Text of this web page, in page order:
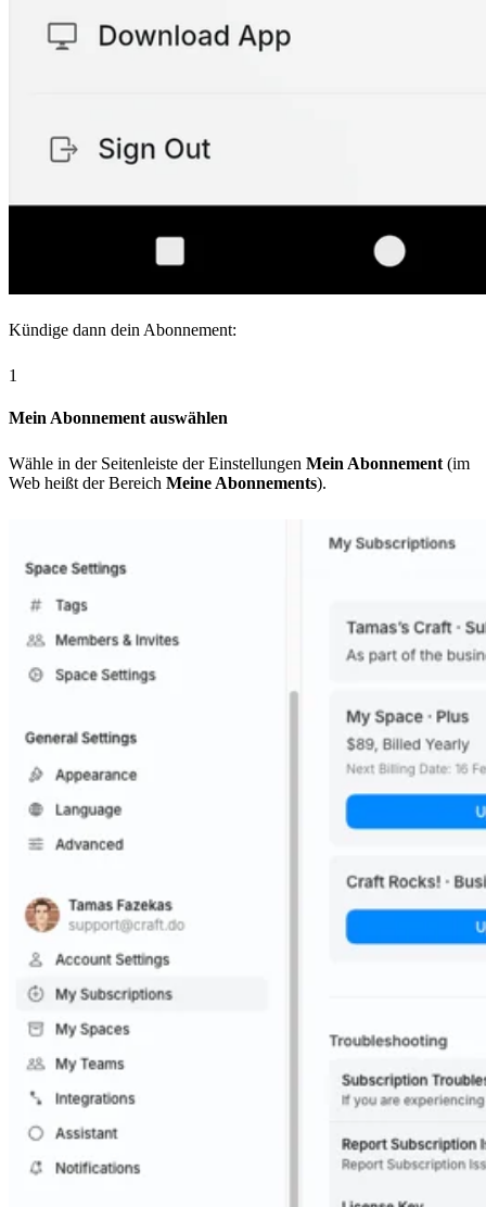
Kündige dann dein Abonnement:
1
Mein Abonnement auswählen
Wähle in der Seitenleiste der Einstellungen Mein Abonnement (im
Web heißt der Bereich Meine Abonnements).